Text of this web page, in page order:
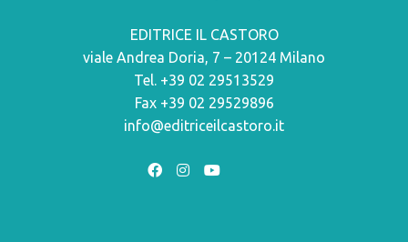
EDITRICE IL CASTORO
viale Andrea Doria, 7 – 20124 Milano
Tel. +39 02 29513529
Fax +39 02 29529896
info@editriceilcastoro.it